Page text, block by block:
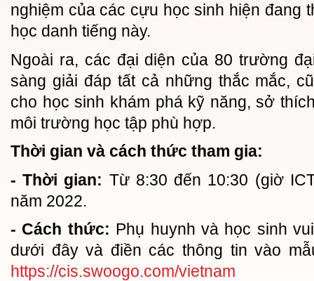
nghiệm của các cựu học sinh hiện đang
học danh tiếng này.
Ngoài ra, các đại diện của 80 trường
sàng giải đáp tất cả những thắc mắc,
cho học sinh khám phá kỹ năng, sở
môi trường học tập phù hợp.
Thời gian và cách thức tham gia:
- Thời gian: Từ 8:30 đến 10:30 (giờ
năm 2022.
- Cách thức: Phụ huynh và học sinh
dưới đây và điền các thông tin vào
https://cis.swoogo.com/vietnam